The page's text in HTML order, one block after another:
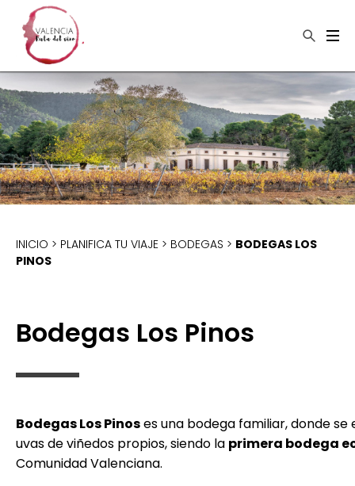
INICIO > PLANIFICA TU VIAJE > BODEGAS > BODEGAS LOS
PINOS
Bodegas Los Pinos
Bodegas Los Pinoses una bodega familiar, donde se
uvas de viñedos propios, siendo la primera bodega
Comunidad Valenciana.